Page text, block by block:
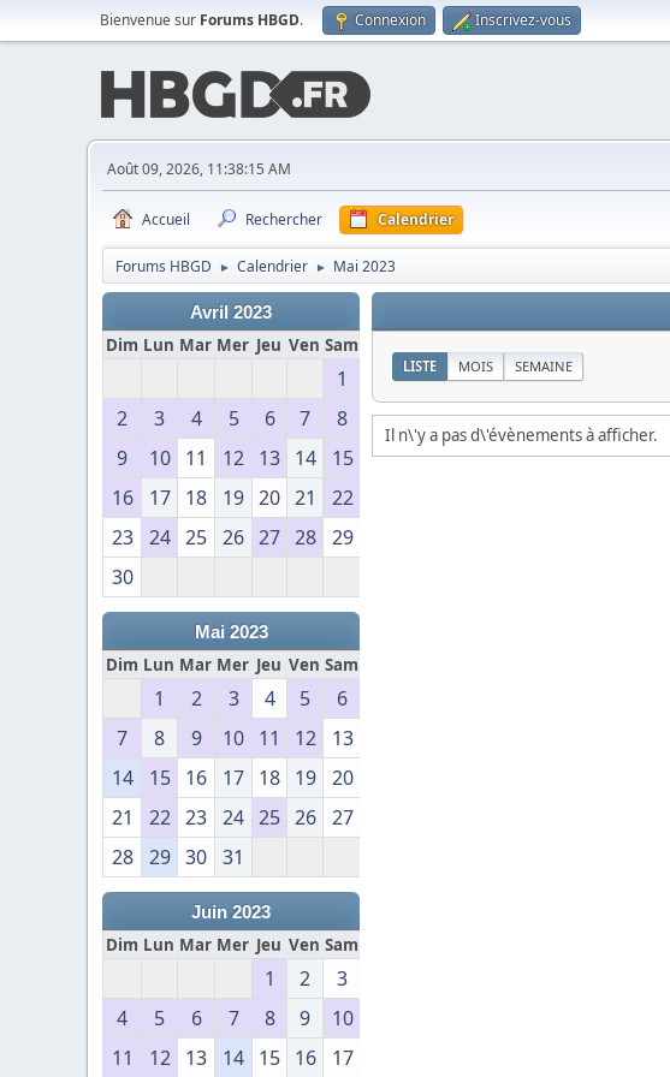
Bienvenue sur Forums HBGD. Connexion Inscrivez-vous
Août 09, 2026, 11:38:15 AM
Accueil Rechercher Calendrier
Forums HBGD ► Calendrier ► Mai 2023
Avril 2023
Dim Lun Mar Mer Jeu Ven Sam
1
2
3 4 5 6 7
8
9
10 11 12 13 14
15
16
17 18 19 20 21
22
23
24 25 26 27 28
29
30
Mai 2023
Dim Lun Mar Mer Jeu Ven Sam
1 2 3 4 5
6
7
8 9 10 11 12
13
14
15 16 17 18 19
20
21
22 23 24 25 26
27
28
29 30 31
Juin 2023
Dim Lun Mar Mer Jeu Ven Sam
1 2
3
4
5 6 7 8 9
10
11
12 13 14 15 16 17
LISTE MOIS SEMAINE
Il n\'y a pas d\'évènements à afficher.